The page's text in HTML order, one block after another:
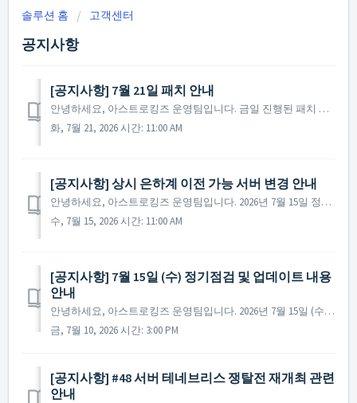
솔루션 홈 고객센터
공지사항
[공지사항] 7월 21일 패치 안내
안녕하세요, 아스트로킹즈 운영팀입니다. 금일 진행된 패치 사항을 안내해 드립니다. ▶ 2026년 7월 21일 패치 노트 -'8주년 사령관에게'를 포함해 로그인 시 포인트를 지급하는 일부 이벤트에서, 특정 조건에 따라 이벤트 포인트가 추가 획득되...
화, 7월 21, 2026 시간: 11:00 AM
[공지사항] 상시 은하계 이전 가능 서버 변경 안내
안녕하세요, 아스트로킹즈 운영팀입니다. 2026년 7월 15일 정기점검 종료 후부터 상시 은하계 이전 목록이 아래와 같이 변경됩니다. ▶ 상시 은하계 이전 가능 서버 변경 안내 Current Galaxy Galaxy Available for Transf...
수, 7월 15, 2026 시간: 11:00 AM
[공지사항] 7월 15일 (수) 정기점검 및 업데이트 내용
안내
안녕하세요, 아스트로킹즈 운영팀입니다. 2026년 7월 15일 (수)에 진행 예정인 정기 점검 및 업데이트에 대해 안내드립니다. ※ 점검 내용은 상황에 따라 변경될 수 있으며, 변경 시 본 공지로 안내드릴 예정입니다. ▶ 정기점검 및 업데이트 사전 안내 ...
금, 7월 10, 2026 시간: 3:00 PM
[공지사항] #48 서버 테네브리스 쟁탈전 재개최 관련
안내